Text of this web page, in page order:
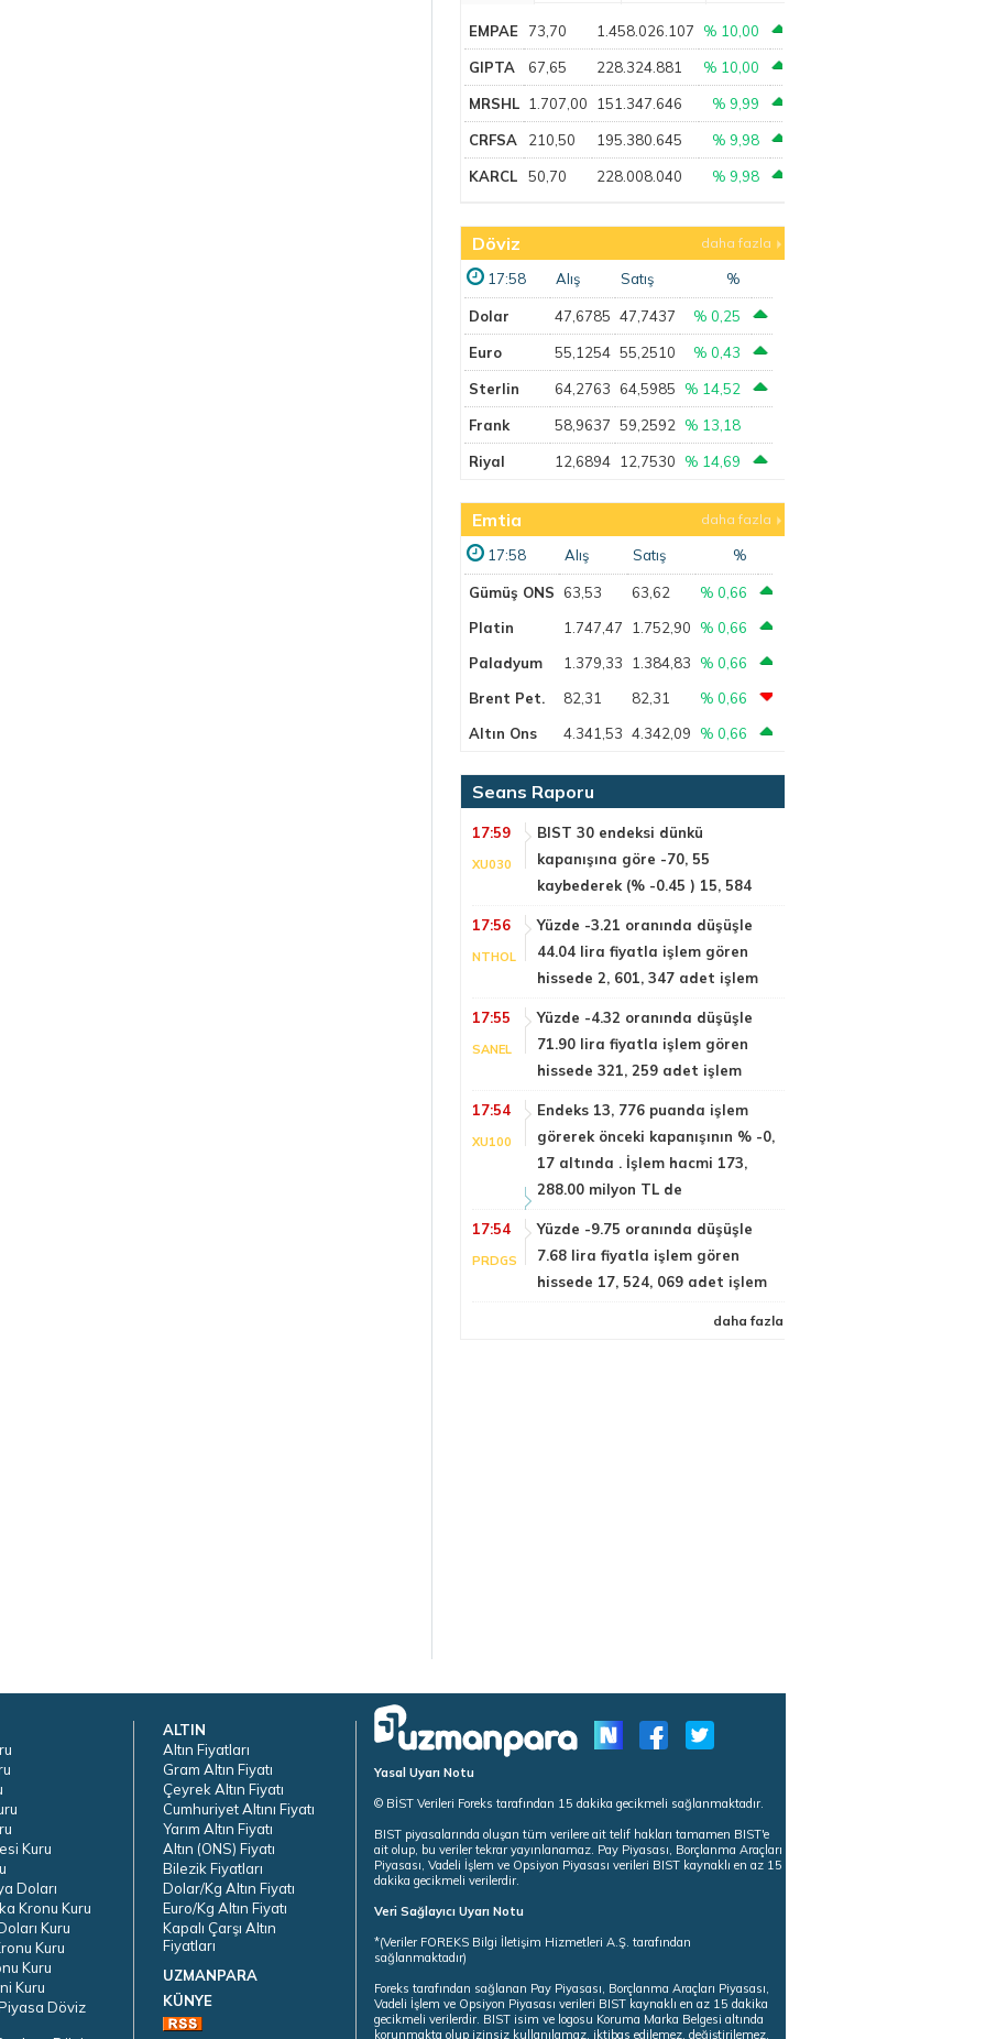
EMPAE 73,70 1.458.026.107 % 10,00
GIPTA 67,65 228.324.881 % 10,00
MRSHL 1.707,00 151.347.646 % 9,99
CRFSA 210,50 195.380.645 % 9,98
KARCL 50,70 228.008.040 % 9,98
Döviz daha fazla
17:58 Alış Satış %
Dolar 47,6785 47,7437 % 0,25
Euro 55,1254 55,2510 % 0,43
Sterlin 64,2763 64,5985 % 14,52
Frank 58,9637 59,2592 % 13,18
Riyal 12,6894 12,7530 % 14,69
Emtia daha fazla
17:58 Alış Satış %
Gümüş ONS 63,53 63,62
% 0,66
Platin
1.747,47 1.752,90
% 0,66
Paladyum
1.379,33 1.384,83
% 0,66
Brent Pet.
82,31 82,31
% 0,66
Altın Ons
4.341,53 4.342,09 % 0,66
Seans Raporu
17:59
XU030
BIST 30 endeksi dünkü
kapanışına göre -70, 55
kaybederek (% -0.45 ) 15, 584
17:56
NTHOL
Yüzde -3.21 oranında düşüşle
44.04 lira fiyatla işlem gören
hissede 2, 601, 347 adet işlem
17:55
SANEL
Yüzde -4.32 oranında düşüşle
71.90 lira fiyatla işlem gören
hissede 321, 259 adet işlem
17:54
XU100
Endeks 13, 776 puanda işlem
görerek önceki kapanışının % -0,
17 altında . İşlem hacmi 173,
288.00 milyon TL de
17:54
PRDGS
Yüzde -9.75 oranında düşüşle
7.68 lira fiyatla işlem gören
hissede 17, 524, 069 adet işlem
daha fazla
Kuru
Doları
Kronu Kuru
Kuru
Kuru
Kuru
Kuru
Döviz
ALTIN
Altın Fiyatları
Gram Altın Fiyatı
Çeyrek Altın Fiyatı
Cumhuriyet Altını Fiyatı
Yarım Altın Fiyatı
Altın (ONS) Fiyatı
Bilezik Fiyatları
Dolar/Kg Altın Fiyatı
Euro/Kg Altın Fiyatı
Kapalı Çarşı Altın
Fiyatları
UZMANPARA
KÜNYE
Yasal Uyarı Notu
© BİST Verileri Foreks tarafından 15 dakika gecikmeli sağlanmaktadır.
BIST piyasalarında oluşan tüm verilere ait telif hakları tamamen BIST'e
ait olup, bu veriler tekrar yayınlanamaz. Pay Piyasası, Borçlanma Araçları
Piyasası, Vadeli İşlem ve Opsiyon Piyasası verileri BIST kaynaklı en az 15
dakika gecikmeli verilerdir.
Veri Sağlayıcı Uyarı Notu
*(Veriler FOREKS Bilgi İletişim Hizmetleri A.Ş. tarafından
sağlanmaktadır)
Foreks tarafından sağlanan Pay Piyasası, Borçlanma Araçları Piyasası,
Vadeli İşlem ve Opsiyon Piyasası verileri BIST kaynaklı en az 15 dakika
gecikmeli verilerdir. BIST isim ve logosu Koruma Marka Belgesi altında
korunmakta olup izinsiz kullanılamaz, iktibas edilemez, değiştirilemez.